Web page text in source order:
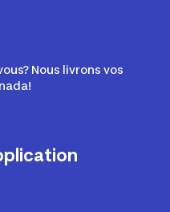
Nous livrons vos